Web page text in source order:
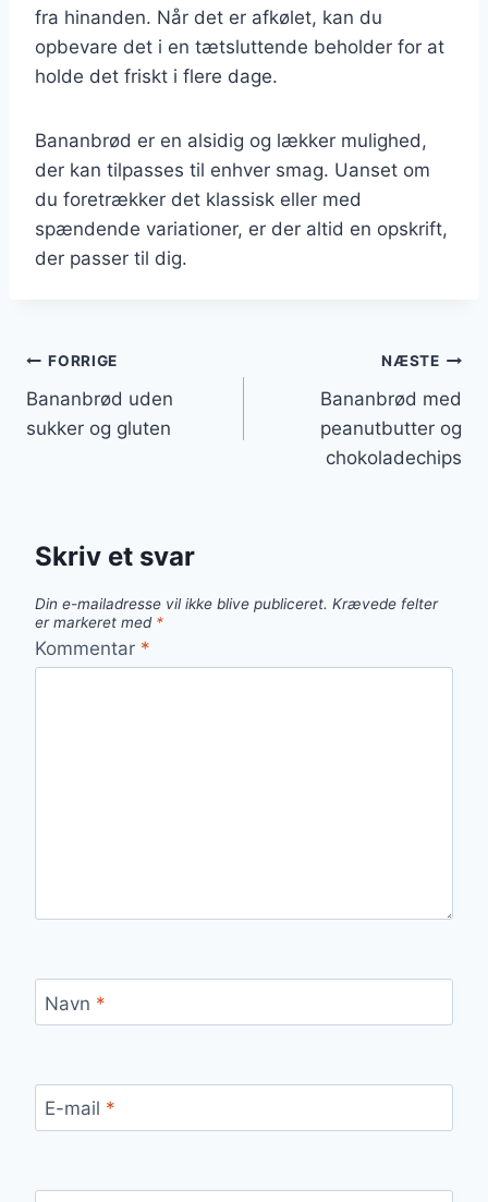
fra hinanden. Når det er afkølet, kan du
opbevare det i en tætsluttende beholder for at
holde det friskt i flere dage.
Bananbrød er en alsidig og lækker mulighed,
der kan tilpasses til enhver smag. Uanset om
du foretrækker det klassisk eller med
spændende variationer, er der altid en opskrift,
der passer til dig.
Indlægsnavigation
FORRIGE
Bananbrød uden
sukker og gluten
NÆSTE
Bananbrød med
peanutbutter og
chokoladechips
Skriv et svar
Din e-mailadresse vil ikke blive publiceret. Krævede felter
er markeret med *
Kommentar *
Navn *
E-mail *